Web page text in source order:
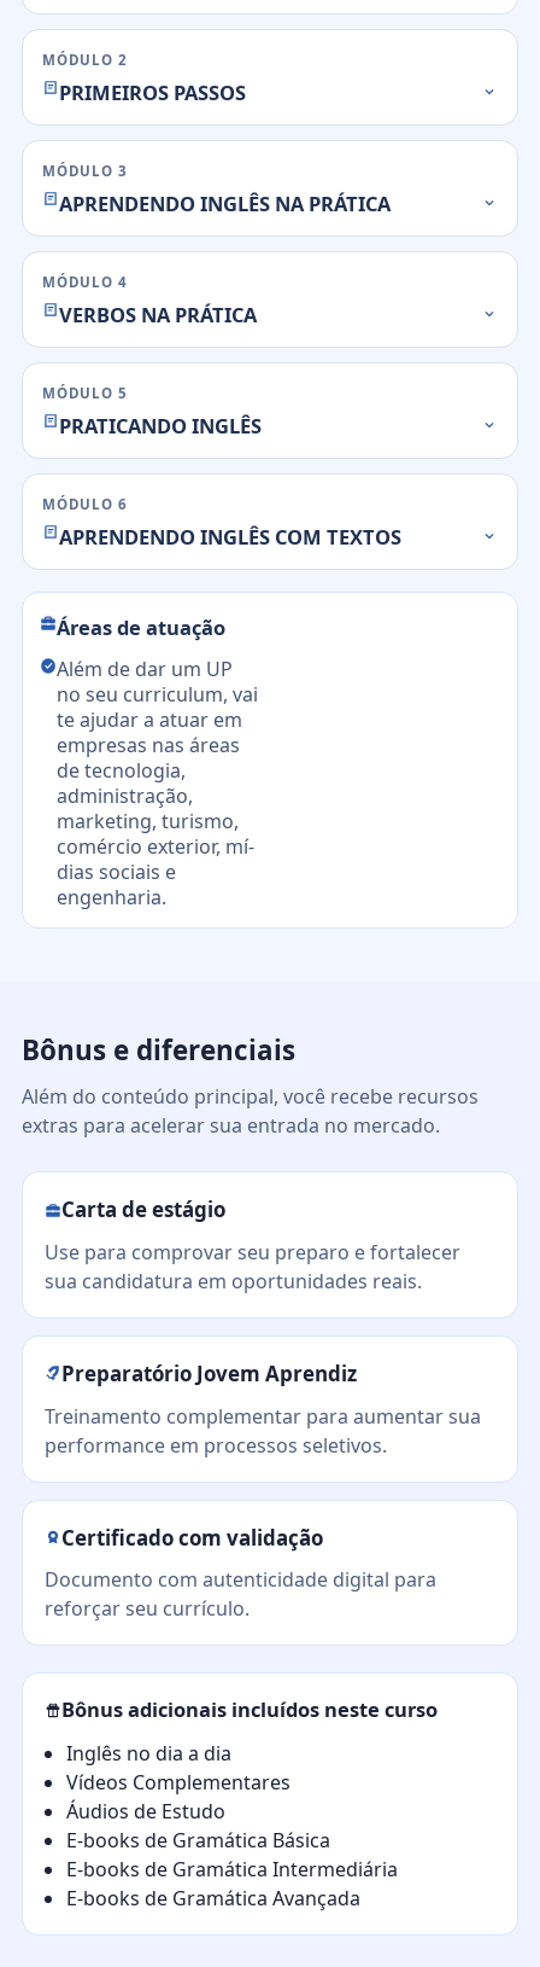
MÓDULO 2
PRIMEIROS PASSOS
MÓDULO 3
APRENDENDO INGLÊS NA PRÁTICA
MÓDULO 4
VERBOS NA PRÁTICA
MÓDULO 5
PRATICANDO INGLÊS
MÓDULO 6
APRENDENDO INGLÊS COM TEXTOS
Áreas de atuação
Além de dar um UP
no seu curriculum, vai
te ajudar a atuar em
empresas nas áreas
de tecnologia,
administração,
marketing, turismo,
comércio exterior, mí­
dias sociais e
engenharia.
Bônus e diferenciais
Além do conteúdo principal, você recebe recursos
extras para acelerar sua entrada no mercado.
Carta de estágio
Use para comprovar seu preparo e fortalecer
sua candidatura em oportunidades reais.
Preparatório Jovem Aprendiz
Treinamento complementar para aumentar sua
performance em processos seletivos.
Certificado com validação
Documento com autenticidade digital para
reforçar seu currículo.
Bônus adicionais incluídos neste curso
Inglês no dia a dia
Vídeos Complementares
Áudios de Estudo
E-books de Gramática Básica
E-books de Gramática Intermediária
E-books de Gramática Avançada